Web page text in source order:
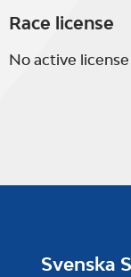
Race license
No active license
Svenska